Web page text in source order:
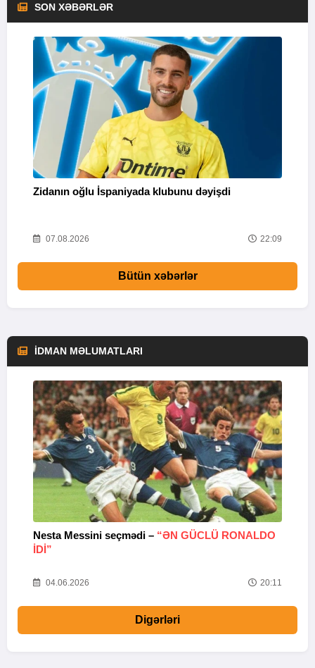
SON XƏBƏRLƏR
Zidanın oğlu İspaniyada klubunu dəyişdi
07.08.2026 22:09
Bütün xəbərlər
İDMAN MƏLUMATLARI
Nesta Messini seçmədi – “ƏN GÜCLÜ RONALDO
IDI”
04.06.2026 20:11
Digərləri